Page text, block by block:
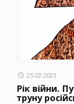
25.02.2023
Рік війни.
труну